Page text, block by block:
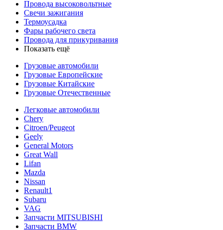
Провода высоковольтные
Свечи зажигания
Термоусадка
Фары рабочего света
Провода для прикуривания
Показать ещё
Грузовые автомобили
Грузовые Европейские
Грузовые Китайские
Грузовые Отечественные
Легковые автомобили
Chery
Citroen/Peugeot
Geely
General Motors
Great Wall
Lifan
Mazda
Nissan
Renault1
Subaru
VAG
Запчасти MITSUBISHI
Запчасти BMW